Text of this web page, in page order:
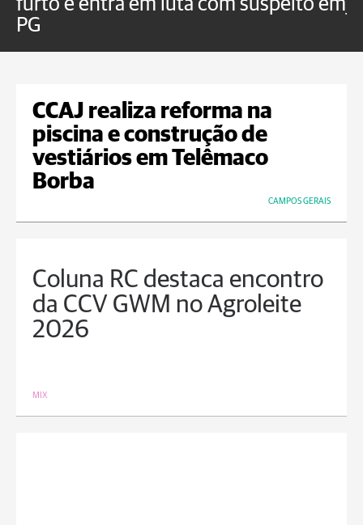
furto e entra em luta com suspeito em
PG
CCAJ realiza reforma na
piscina e construção de
vestiários em Telêmaco
Borba
CAMPOS GERAIS
Coluna RC destaca encontro
da CCV GWM no Agroleite
2026
MIX